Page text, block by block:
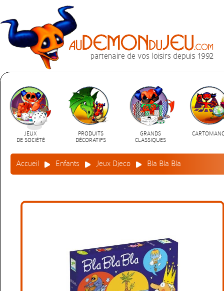
JEUX
DE SOCIÉTÉ
PRODUITS
DÉCORATIFS
GRANDS
CLASSIQUES
Accueil Enfants Jeux Djeco Bla Bla Bla